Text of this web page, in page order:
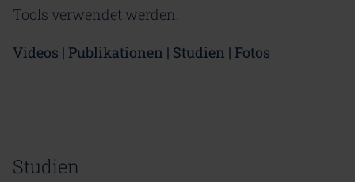
Tools verwendet werden.
Videos | Publikationen | Studien | Fotos
Studien